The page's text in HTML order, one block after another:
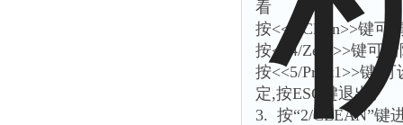
看
按<<3/Clean>>键可
按<<4/Zero>>键可
按<<5/Print1>>键,
定,按ESC键退出。
3. 按“2/CLEAN”键